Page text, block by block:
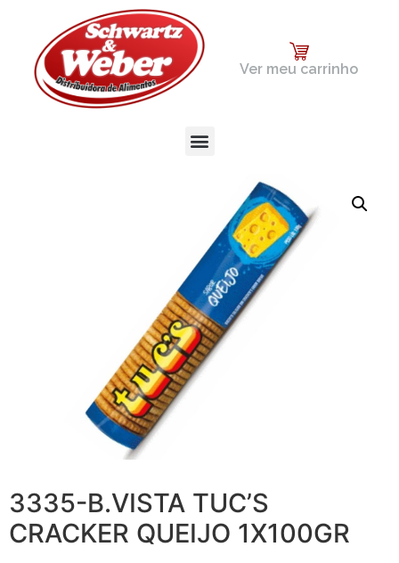
Ver meu carrinho
3335-B.VISTA TUC’S
CRACKER QUEIJO 1X100GR